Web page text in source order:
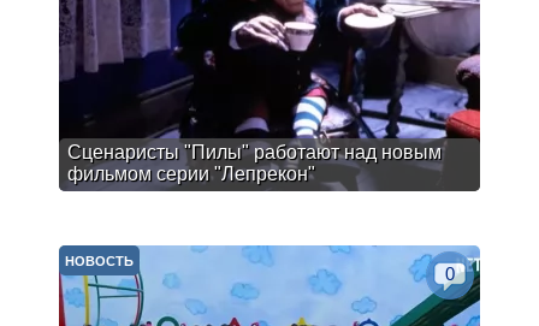
Сценаристы "Пилы" работают над новым
фильмом серии "Лепрекон"
НОВОСТЬ
0